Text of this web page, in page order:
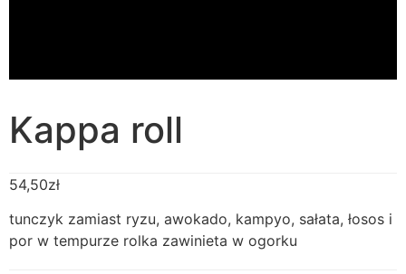
Kappa roll
54,50zł
tunczyk zamiast ryzu, awokado, kampyo, sałata, łosos i
por w tempurze rolka zawinieta w ogorku